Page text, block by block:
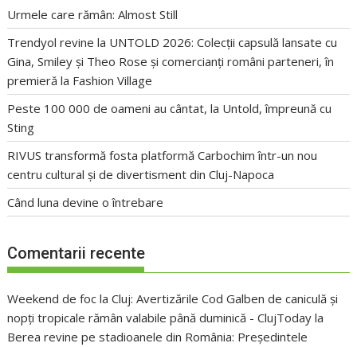
Urmele care rămân: Almost Still
Trendyol revine la UNTOLD 2026: Colecții capsulă lansate cu
Gina, Smiley și Theo Rose și comercianți români parteneri, în
premieră la Fashion Village
Peste 100 000 de oameni au cântat, la Untold, împreună cu
Sting
RIVUS transformă fosta platformă Carbochim într-un nou
centru cultural și de divertisment din Cluj-Napoca
Când luna devine o întrebare
Comentarii recente
Weekend de foc la Cluj: Avertizările Cod Galben de caniculă și
nopți tropicale rămân valabile până duminică - ClujToday la
Berea revine pe stadioanele din România: Președintele